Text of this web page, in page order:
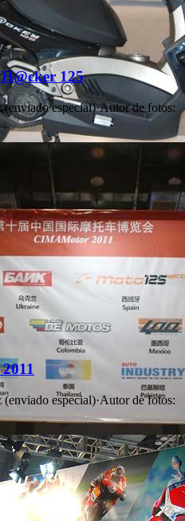
125
especial)·Autor de fotos:
especial)·Autor de fotos: